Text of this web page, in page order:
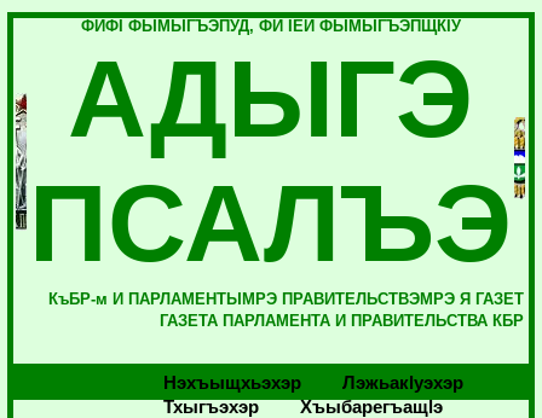
ФИФI ФЫМЫГЪЭПУД, ФИ IЕЙ ФЫМЫГЪЭПЩКIУ
АДЫГЭ
ПСАЛЪЭ
КъБР-м И ПАРЛАМЕНТЫМРЭ ПРАВИТЕЛЬСТВЭМРЭ Я ГАЗЕТ
ГАЗЕТА ПАРЛАМЕНТА И ПРАВИТЕЛЬСТВА КБР
Нэхъыщхьэхэр
Лэжьакlуэхэр
Тхыгъэхэр
Хъыбарегъащlэ